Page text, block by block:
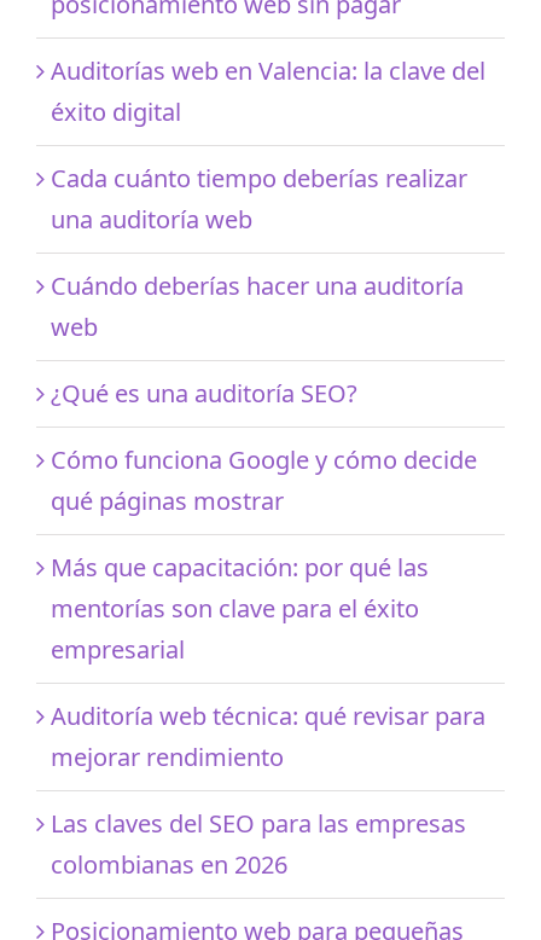
Auditorías web en Valencia: la clave del
éxito digital
Cada cuánto tiempo deberías realizar
una auditoría web
Cuándo deberías hacer una auditoría
web
¿Qué es una auditoría SEO?
Cómo funciona Google y cómo decide
qué páginas mostrar
Más que capacitación: por qué las
mentorías son clave para el éxito
empresarial
Auditoría web técnica: qué revisar para
mejorar rendimiento
Las claves del SEO para las empresas
colombianas en 2026
Posicionamiento web para pequeñas